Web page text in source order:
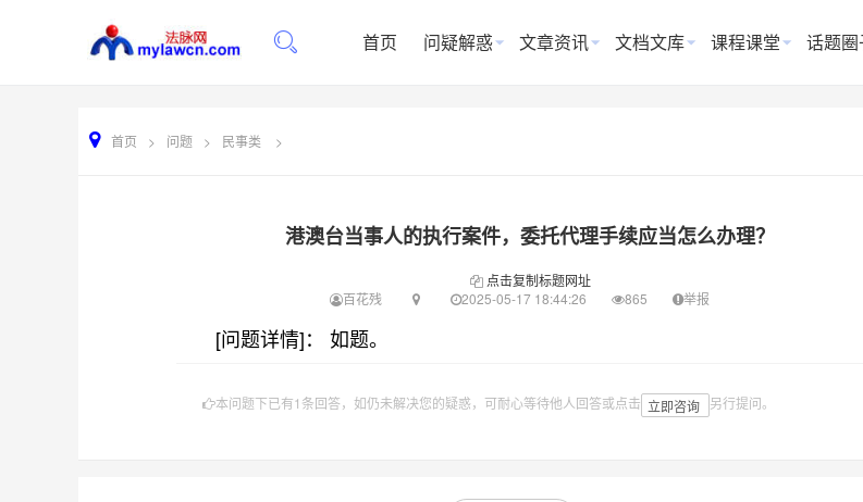
首页 问疑解惑 文章资讯 文档文库 课程课堂 话题圈
首页 > 问题 > 民事类 >
港澳台当事人的执行案件，委托代理手续应当怎么办理？
点击复制标题网址
百花残
2025-05-17 18:44:26 865 举报
[问题详情]： 如题。
本问题下已有1条回答，如仍未解决您的疑惑，可耐心等待他人回答或点击 立即咨询 另行提问。